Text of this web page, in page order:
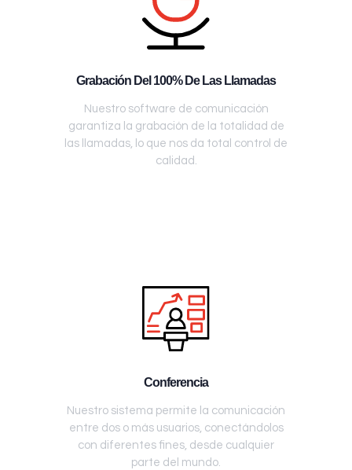
Grabación Del 100% De Las Llamadas
Nuestro software de comunicación
garantiza la grabación de la totalidad de
las llamadas, lo que nos da total control de
calidad.
Conferencia
Nuestro sistema permite la comunicación
entre dos o más usuarios, conectándolos
con diferentes fines, desde cualquier
parte del mundo.